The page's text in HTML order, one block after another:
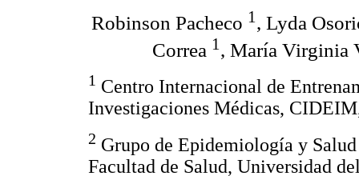
Robinson Pacheco 1 , Lyda
Correa 1 , María Virginia
1 Centro Internacional de
Investigaciones Médicas,
2 Grupo de Epidemiología y
Facultad de Salud, Universidad